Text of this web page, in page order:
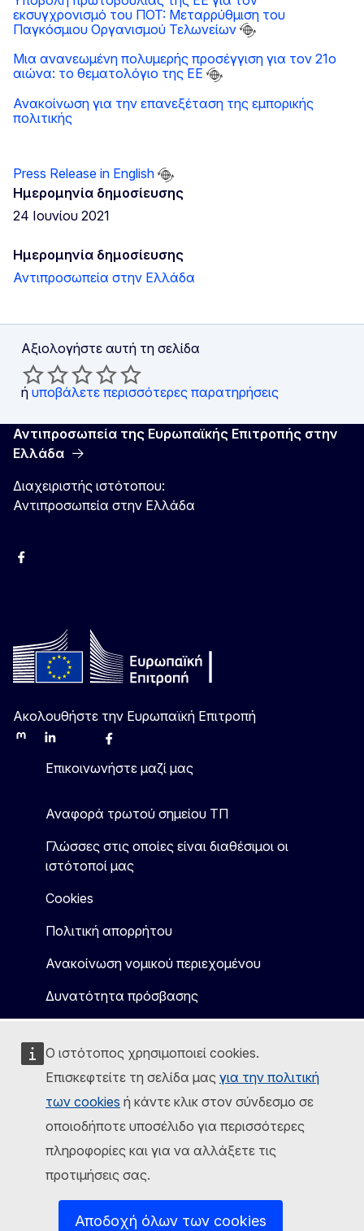
Ο ιστότοπος χρησιμοποιεί cookies.
Επισκεφτείτε τη σελίδα μας για την πολιτική
των cookies ή κάντε κλικ στον σύνδεσμο σε
οποιοδήποτε υποσέλιδο για περισσότερες
πληροφορίες και για να αλλάξετε τις
προτιμήσεις σας.
Αποδοχή όλων των cookies
εκσυγχρονισμό του ΠΟΤ: Μεταρρύθμιση του
Παγκόσμιου Οργανισμού Τελωνείων
Μια ανανεωμένη πολυμερής προσέγγιση για τον 21ο
αιώνα: το θεματολόγιο της ΕΕ
Ανακοίνωση για την επανεξέταση της εμπορικής
πολιτικής
Press Release in English
Ημερομηνία δημοσίευσης
24 Ιουνίου 2021
Ημερομηνία δημοσίευσης
Αντιπροσωπεία στην Ελλάδα
Αξιολογήστε αυτή τη σελίδα
ή υποβάλετε περισσότερες παρατηρήσεις
Αντιπροσωπεία της Ευρωπαϊκής Επιτροπής στην
Ελλάδα
Διαχειριστής ιστότοπου:
Αντιπροσωπεία στην Ελλάδα
Facebook
Ακολουθήστε την Ευρωπαϊκή Επιτροπή
MastodonLinkedInBlueskyFacebook
Επικοινωνήστε μαζί μας
Αναφορά τρωτού σημείου ΤΠ
Γλώσσες στις οποίες είναι διαθέσιμοι οι
ιστότοποί μας
Cookies
Πολιτική απορρήτου
Ανακοίνωση νομικού περιεχομένου
Δυνατότητα πρόσβασης